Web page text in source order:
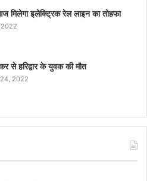
मिलेगा इलेक्ट्रिक रेल लाइन का तोहफा
से हरिद्वार के युवक की मौत
2022